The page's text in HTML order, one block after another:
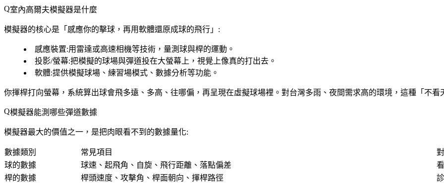
室內高爾夫模擬器是什麼
模擬器的核心是「感應你的擊球，再用軟體還原成球的飛行」:
感應裝置:用雷達或高速相機等技術，量測球與桿的運動。
投影/螢幕:把模擬的球場與彈道投在大螢幕上，視覺上像真的打出去。
軟體:提供模擬球場、練習場模式、數據分析等功能。
你揮桿打向螢幕，系統算出球會飛多遠、多高、往哪偏，再呈現在虛擬球場裡。對台灣多雨、夜間需求高的環境，這種「不
模擬器能測哪些彈道數據
模擬器最大的價值之一，是把肉眼看不到的數據量化:
數據類別 常見項目
球的數據
球速、起飛角、自旋、飛行距離、落點偏差
桿的數據
桿頭速度、攻擊角、桿面朝向、揮桿路徑